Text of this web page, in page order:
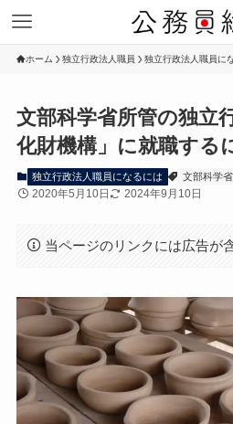
ホーム 独立行政法人職員 独立行政法人職員に
文部科学省所管の独立
化財機構」に就職する
独立行政法人職員になるには 文部科学省
2020年5月10日 2024年9月10日
当ページのリンクには広告が